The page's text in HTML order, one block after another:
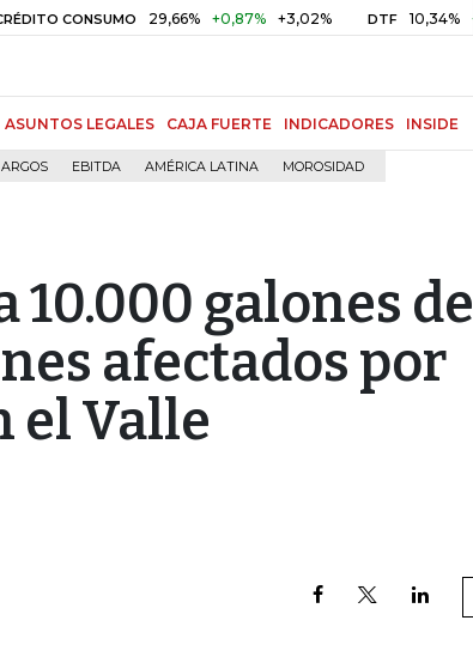
CONSUMO 29,66% +0,87% +3,02% DTF 10,34% +0,10%
ASUNTOS LEGALES CAJA FUERTE INDICADORES INSIDE
EBITDA AMÉRICA LATINA MOROSIDAD
10.000 galones de
afectados por
el Valle